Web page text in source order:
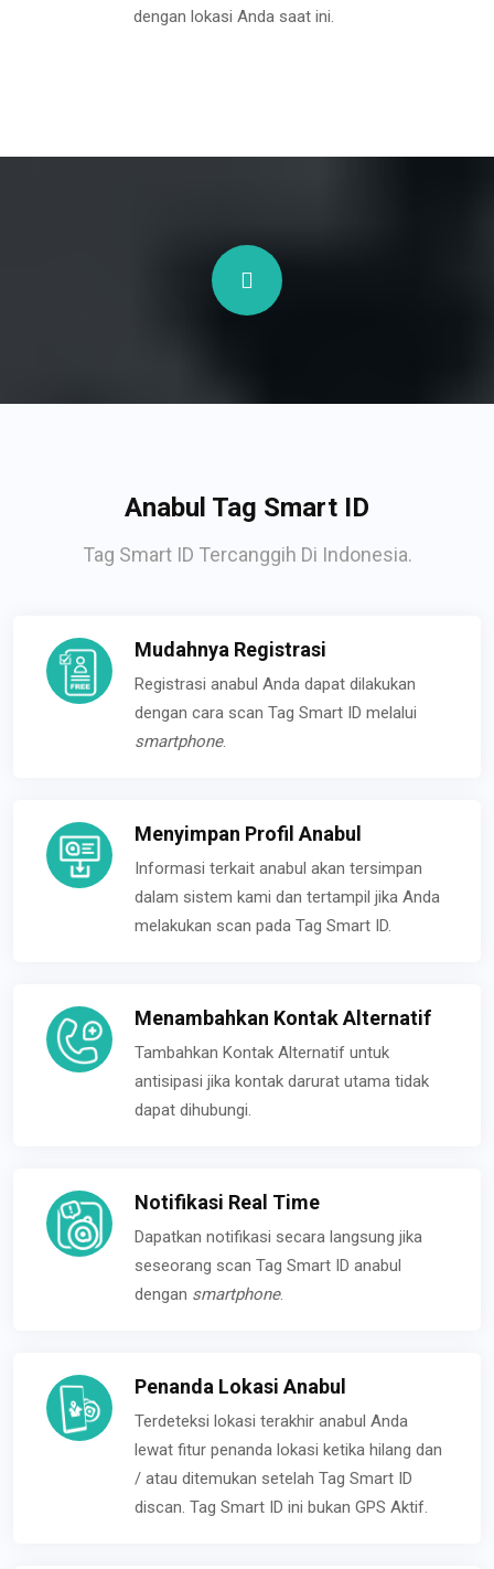
dengan lokasi Anda saat ini.
Anabul Tag Smart ID
Tag Smart ID Tercanggih Di Indonesia.
Mudahnya Registrasi
Registrasi anabul Anda dapat dilakukan
dengan cara scan Tag Smart ID melalui
smartphone.
Menyimpan Profil Anabul
Informasi terkait anabul akan tersimpan
dalam sistem kami dan tertampil jika Anda
melakukan scan pada Tag Smart ID.
Menambahkan Kontak Alternatif
Tambahkan Kontak Alternatif untuk
antisipasi jika kontak darurat utama tidak
dapat dihubungi.
Notifikasi Real Time
Dapatkan notifikasi secara langsung jika
seseorang scan Tag Smart ID anabul
dengan smartphone.
Penanda Lokasi Anabul
Terdeteksi lokasi terakhir anabul Anda
lewat fitur penanda lokasi ketika hilang dan
/ atau ditemukan setelah Tag Smart ID
discan. Tag Smart ID ini bukan GPS Aktif.